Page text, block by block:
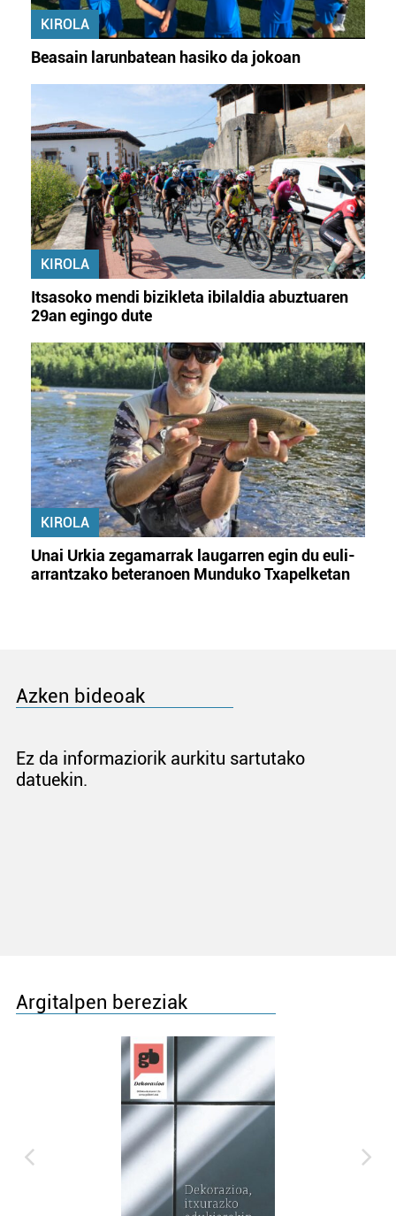
KIROLA
Beasain larunbatean hasiko da jokoan
KIROLA
Itsasoko mendi bizikleta ibilaldia abuztuaren
29an egingo dute
KIROLA
Unai Urkia zegamarrak laugarren egin du euli-
arrantzako beteranoen Munduko Txapelketan
Azken bideoak
Ez da informaziorik aurkitu sartutako
datuekin.
Argitalpen bereziak